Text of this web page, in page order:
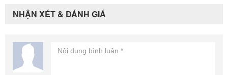
NHẬN XÉT & ĐÁNH GIÁ